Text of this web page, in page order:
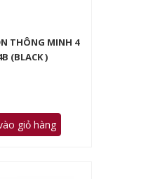
THÔNG MINH 4
(BLACK )
giỏ hàng